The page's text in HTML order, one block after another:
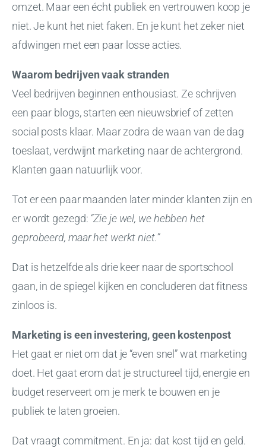
omzet. Maar een écht publiek en vertrouwen koop je
niet. Je kunt het niet faken. En je kunt het zeker niet
afdwingen met een paar losse acties.
Waarom bedrijven vaak stranden
Veel bedrijven beginnen enthousiast. Ze schrijven
een paar blogs, starten een nieuwsbrief of zetten
social posts klaar. Maar zodra de waan van de dag
toeslaat, verdwijnt marketing naar de achtergrond.
Klanten gaan natuurlijk voor.
Tot er een paar maanden later minder klanten zijn en
er wordt gezegd: “Zie je wel, we hebben het
geprobeerd, maar het werkt niet.”
Dat is hetzelfde als drie keer naar de sportschool
gaan, in de spiegel kijken en concluderen dat fitness
zinloos is.
Marketing is een investering, geen kostenpost
Het gaat er niet om dat je “even snel” wat marketing
doet. Het gaat erom dat je structureel tijd, energie en
budget reserveert om je merk te bouwen en je
publiek te laten groeien.
Dat vraagt commitment. En ja: dat kost tijd en geld.